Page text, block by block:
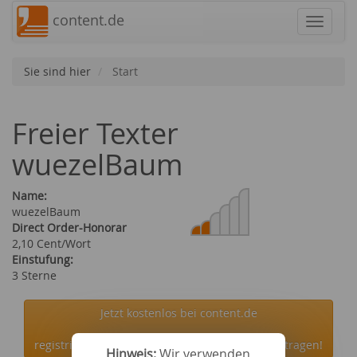
content.de
Sie sind hier Start
Freier Texter
wuezelBaum
Name:
wuezelBaum
Direct Order-Honorar
2,10 Cent/Wort
Einstufung:
3 Sterne
Jetzt kostenlos bei content.de
registrieren und den Autor wuezelBaum beauftragen!